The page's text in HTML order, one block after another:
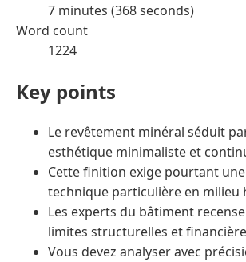
7 minutes (368 seconds)
Word count
1224
Key points
Le revêtement minéral séduit
esthétique minimaliste et
Cette finition exige pourtant
technique particulière en milieu
Les experts du bâtiment
limites structurelles et
Vous devez analyser avec